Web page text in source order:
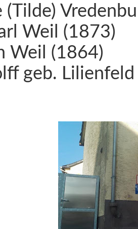
(Tilde)
Weil (1873)
Weil (1864)
geb.